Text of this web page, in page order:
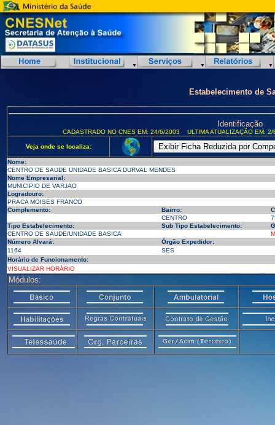
Estabelecimento de
Identificação
CADASTRADO NO CNES EM: 24/6/2003 ULTIMA ATUALIZAÇÃO EM:
Veja onde se localiza:
Nome:
CENTRO DE SAUDE UNIDADE BASICA DURVAL MENDES
Nome Empresarial:
MUNICIPIO DE VARJAO
Logradouro:
PRACA MOISES FRANCO
Complemento:
Bairro:
CENTRO
Tipo Estabelecimento:
Sub Tipo Estabelecimento:
CENTRO DE SAUDE/UNIDADE BASICA
Número Alvará:
Órgão Expedidor:
1164
SES
Horário de Funcionamento:
VISUALIZAR HORÁRIO
Módulos: